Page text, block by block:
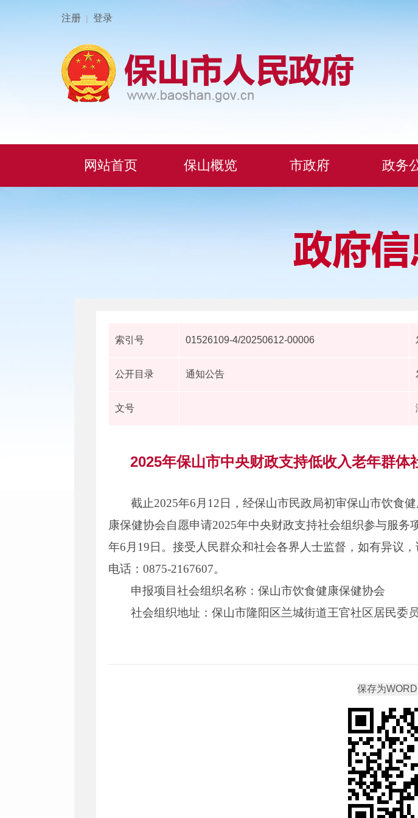
注册 | 登录
网站首页 保山概览 市政府 政务
索引号 01526109-4/20250612-00006
公开目录 通知公告
文号
2025年保山市中央财政支持低收入老年群
截止2025年6月12日，经保山市民政局初审保山市饮食
康保健协会自愿申请2025年中央财政支持社会组织参与服
年6月19日。接受人民群众和社会各界人士监督，如有异议
电话：0875-2167607。
申报项目社会组织名称：保山市饮食健康保健协会
社会组织地址：保山市隆阳区兰城街道王官社区居民委